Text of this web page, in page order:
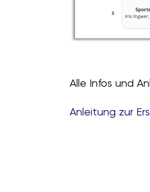
Alle Infos und
Anleitung zur